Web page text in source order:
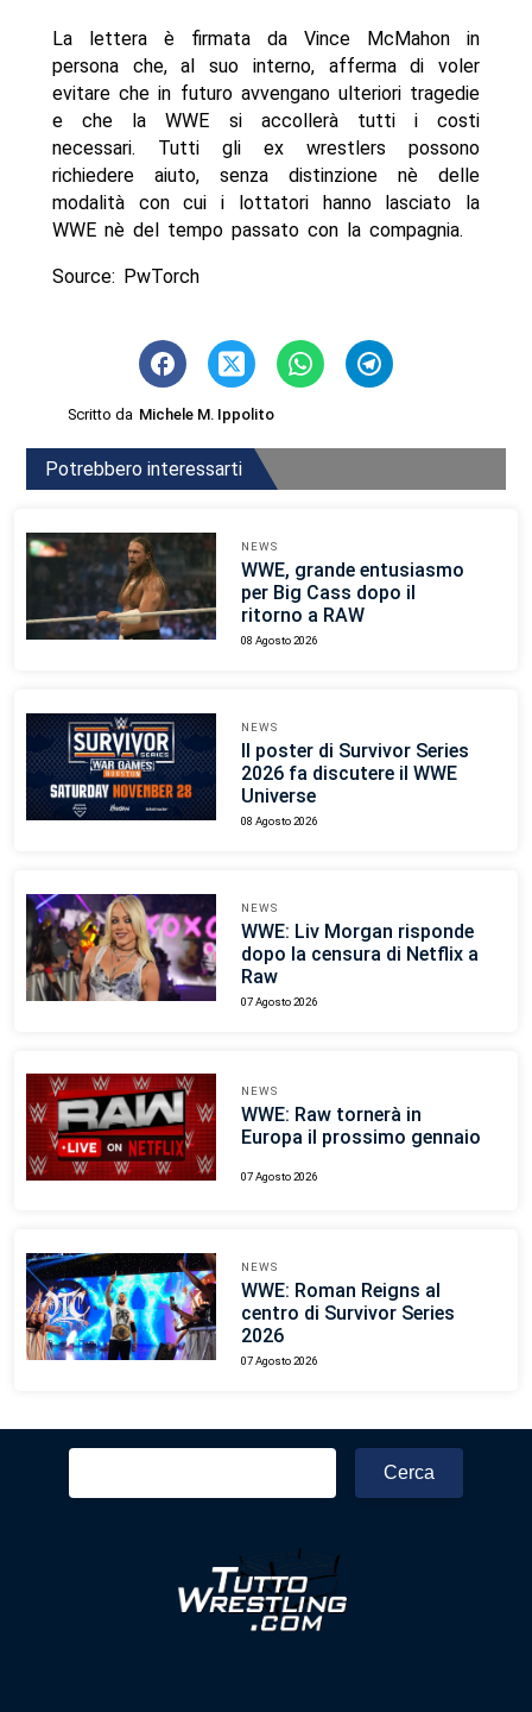
La lettera è firmata da Vince McMahon in
persona che, al suo interno, afferma di voler
evitare che in futuro avvengano ulteriori tragedie
e che la WWE si accollerà tutti i costi
necessari. Tutti gli ex wrestlers possono
richiedere aiuto, senza distinzione nè delle
modalità con cui i lottatori hanno lasciato la
WWE nè del tempo passato con la compagnia.
Source: PwTorch
Scritto da Michele M. Ippolito
Potrebbero interessarti
NEWS
WWE, grande entusiasmo
per Big Cass dopo il
ritorno a RAW
08 Agosto 2026
NEWS
Il poster di Survivor Series
2026 fa discutere il WWE
Universe
08 Agosto 2026
NEWS
WWE: Liv Morgan risponde
dopo la censura di Netflix a
Raw
07 Agosto 2026
NEWS
WWE: Raw tornerà in
Europa il prossimo gennaio
07 Agosto 2026
NEWS
WWE: Roman Reigns al
centro di Survivor Series
2026
07 Agosto 2026
Ricerca